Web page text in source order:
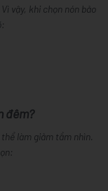
vậy, khi chọn nón bảo
đêm?
làm giảm tầm nhìn.